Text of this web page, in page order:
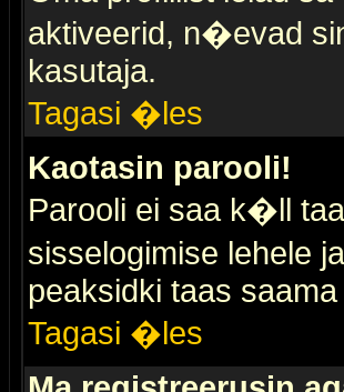
aktiveerid, n�evad
kasutaja.
Tagasi �les
Kaotasin parooli!
Parooli ei saa k�ll
sisselogimise lehele
peaksidki taas
Tagasi �les